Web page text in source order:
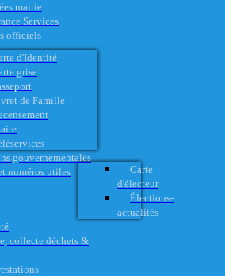
mairie
Services
officiels
d'Identité
grise
de Famille
gouvernementales
numéros utiles
Carte
d'électeur
Élections-
actualités
collecte déchets &